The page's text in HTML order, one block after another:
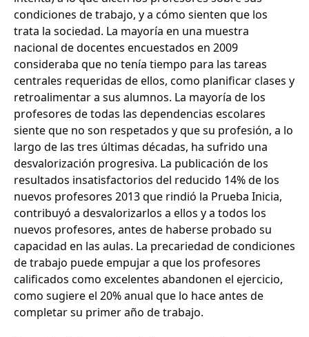
condiciones de trabajo, y a cómo sienten que los
trata la sociedad. La mayoría en una muestra
nacional de docentes encuestados en 2009
consideraba que no tenía tiempo para las tareas
centrales requeridas de ellos, como planificar clases y
retroalimentar a sus alumnos. La mayoría de los
profesores de todas las dependencias escolares
siente que no son respetados y que su profesión, a lo
largo de las tres últimas décadas, ha sufrido una
desvalorización progresiva. La publicación de los
resultados insatisfactorios del reducido 14% de los
nuevos profesores 2013 que rindió la Prueba Inicia,
contribuyó a desvalorizarlos a ellos y a todos los
nuevos profesores, antes de haberse probado su
capacidad en las aulas. La precariedad de condiciones
de trabajo puede empujar a que los profesores
calificados como excelentes abandonen el ejercicio,
como sugiere el 20% anual que lo hace antes de
completar su primer año de trabajo.